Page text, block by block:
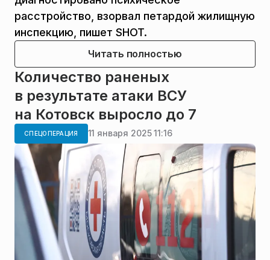
расстройство, взорвал петардой жилищную
инспекцию, пишет SHOT.
Читать полностью
Количество раненых
в результате атаки ВСУ
на Котовск выросло до 7
СПЕЦОПЕРАЦИЯ 11 января 2025 11:16